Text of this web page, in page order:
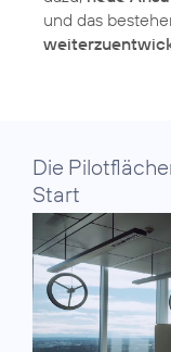
und das
Die
Start